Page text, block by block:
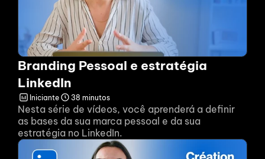
Branding Pessoal e estratégia
LinkedIn
Iniciante 38 minutos
Nesta série de vídeos, você aprenderá a definir
as bases da sua marca pessoal e da sua
estratégia no LinkedIn.